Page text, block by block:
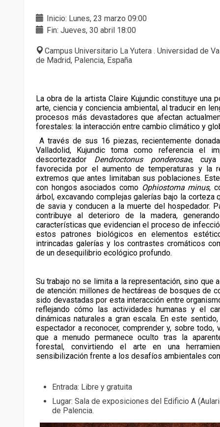
Inicio: Lunes, 23 marzo 09:00
Fin: Jueves, 30 abril 18:00
Campus Universitario La Yutera . Universidad de
de Madrid, Palencia, España
La obra de la artista Claire Kujundic constituye una
arte, ciencia y conciencia ambiental, al traducir en
procesos más devastadores que afectan
forestales: la interacción entre cambio climático y
A través de sus 16 piezas, recientemente
Valladolid, Kujundic toma como referencia el
descortezador Dendroctonus ponderosae, cuya
favorecida por el aumento de temperaturas y la
extremos que antes limitaban sus poblaciones.
con hongos asociados como Ophiostoma minus,
árbol, excavando complejas galerías bajo la corteza
de savia y conducen a la muerte del hospedador.
contribuye al deterioro de la madera,
características que evidencian el proceso de
estos patrones biológicos en elementos
intrincadas galerías y los contrastes cromáticos
de un desequilibrio ecológico profundo.
Su trabajo no se limita a la representación, sino que
de atención: millones de hectáreas de bosques de
sido devastadas por esta interacción entre
reflejando cómo las actividades humanas y el
dinámicas naturales a gran escala. En este
espectador a reconocer, comprender y, sobre todo,
que a menudo permanece oculto tras la
forestal, convirtiendo el arte en una
sensibilización frente a los desafíos ambientales
Entrada: Libre y gratuita
Lugar: Sala de exposiciones del Edificio A
de Palencia.